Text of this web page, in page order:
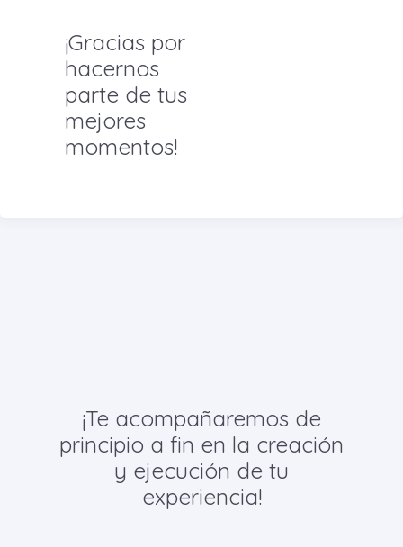
¡Gracias por
hacernos
parte de tus
mejores
momentos!
¡Te acompañaremos de
principio a fin en la creación
y ejecución de tu
experiencia!